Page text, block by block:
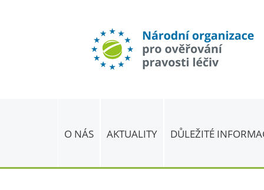
O NÁS AKTUALITY DŮLEŽITÉ